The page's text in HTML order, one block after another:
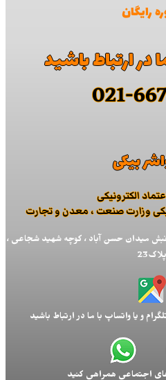
رایگان
در ارتباط باشید
021-
بیکی
الكترونیكی
وزارت صنعت ، معدن و تجارت
نبش میدان حسن آباد ، کوچه شهید شجاعی ،
پلاک23
و یا واتساپ با ما در ارتباط باشید
اجتماعی همراهی کنید